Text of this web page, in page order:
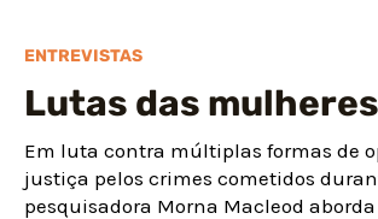
ENTREVISTAS
Lutas das
Em luta contra múltiplas formas de
justiça pelos crimes cometidos
pesquisadora Morna Macleod